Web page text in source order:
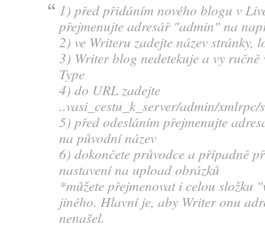
1) před přidáním nového blogu v
přejmenujte adresář "admin" na
2) ve Writeru zadejte název stránky,
3) Writer blog nedetekuje a vy ručně
Type
4) do URL zadejte
..vasi_cestu_k_server/admin/xmlrpc/
5) před odesláním přejmenujte
na původní název
6) dokončete průvodce a případně
nastavení na upload obrázků
*můžete přejmenovat i celou složku
jiného. Hlavní je, aby Writer onu
nenašel.